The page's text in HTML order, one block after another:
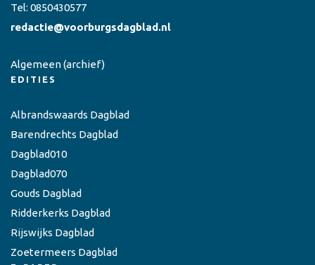
Tel: 0850430577
redactie@voorburgsdagblad.nl
Algemeen(archief)
EDITIES
Albrandswaards Dagblad
Barendrechts Dagblad
Dagblad010
Dagblad070
Gouds Dagblad
Ridderkerks Dagblad
Rijswijks Dagblad
Zoetermeers Dagblad